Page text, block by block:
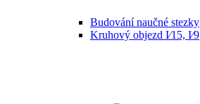
Budování naučné stezky
Kruhový objezd I⁄15, I⁄9